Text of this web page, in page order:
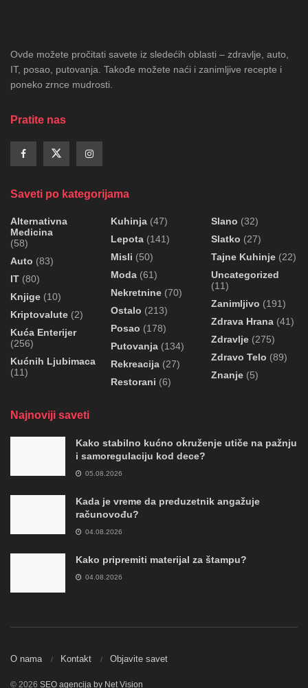
Ovde možete pročitati savete iz sledećih oblasti – zdravlje, auto,
IT, posao, putovanja. Takođe možete naći i zanimljive recepte i
poneko zrnce mudrosti.
Pratite nas
Saveti po kategorijama
Alternativna
Medicina
(58)
Auto (83)
IT (80)
Knjige (10)
Kriptovalute (2)
Kuća Enterijer
(256)
Kućnih Ljubimaca
(11)
Kuhinja (47)
Lepota (141)
Misli (50)
Moda (61)
Nekretnine (70)
Ostalo (213)
Posao (178)
Putovanja (134)
Rekreacija (27)
Restorani (6)
Slano (32)
Slatko (27)
Tajne Kuhinje (22)
Uncategorized
(11)
Zanimljivo (191)
Zdrava Hrana (41)
Zdravlje (275)
Zdravo Telo (89)
Znanje (5)
Najnoviji saveti
Kako stabilno kućno okruženje utiče na pažnju
i samoregulaciju kod dece?
05.08.2026
Kada je vreme da preduzetnik angažuje
računovođu?
04.08.2026
Kako pripremiti materijal za štampu?
04.08.2026
O nama Kontakt Objavite savet
© 2026 SEO agencija by Net Vision